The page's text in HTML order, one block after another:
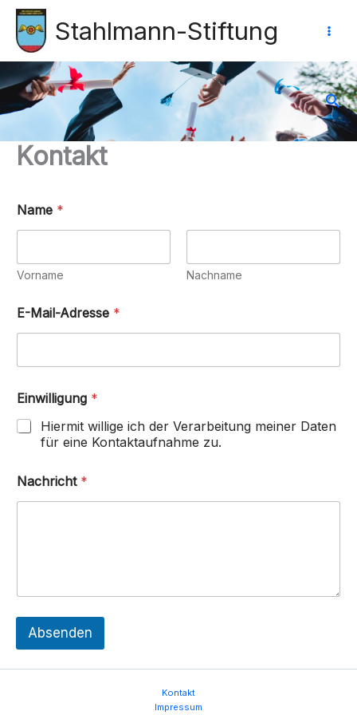
Zum
Inhalt
springen
Stahlmann-Stiftung
Kontakt
Name *
Vorname Nachname
E-Mail-Adresse *
*
*
Einwilligung *
Hiermit willige ich der Verarbeitung meiner Daten
für eine Kontaktaufnahme zu.
Nachricht *
Absenden
Kontakt
Impressum